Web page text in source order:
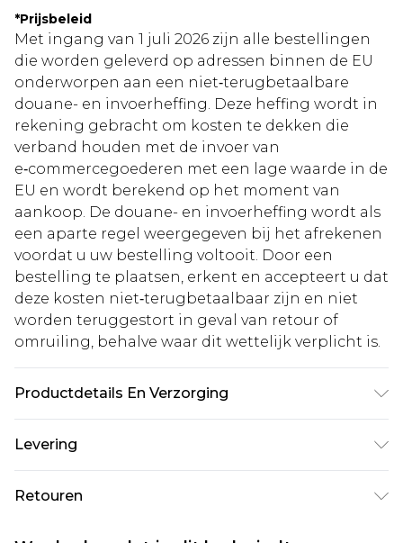
*Prijsbeleid
Met ingang van 1 juli 2026 zijn alle bestellingen
die worden geleverd op adressen binnen de EU
onderworpen aan een niet‑terugbetaalbare
douane- en invoerheffing. Deze heffing wordt in
rekening gebracht om kosten te dekken die
verband houden met de invoer van
e‑commercegoederen met een lage waarde in de
EU en wordt berekend op het moment van
aankoop. De douane- en invoerheffing wordt als
een aparte regel weergegeven bij het afrekenen
voordat u uw bestelling voltooit. Door een
bestelling te plaatsen, erkent en accepteert u dat
deze kosten niet‑terugbetaalbaar zijn en niet
worden teruggestort in geval van retour of
omruiling, behalve waar dit wettelijk verplicht is.
Productdetails En Verzorging
materiaal kan de kleur afgeven.
Levering
Standaardlevering Nederland
€5.99
Retouren